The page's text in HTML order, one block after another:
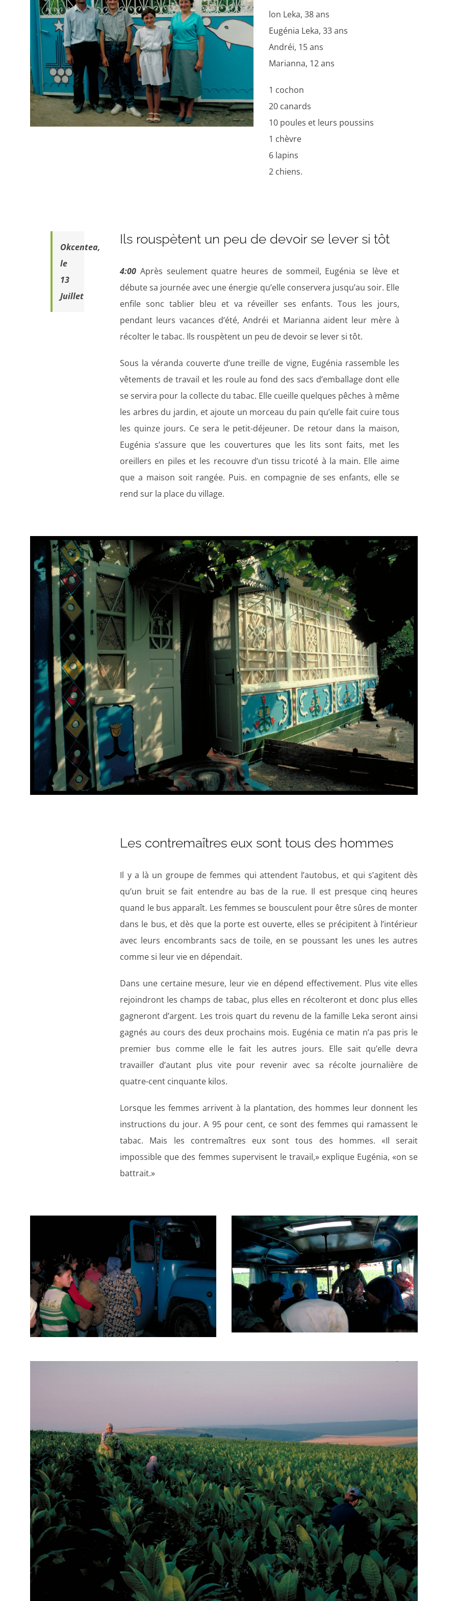
lon Leka, 38 ans
Eugénia Leka, 33 ans
Andréi, 15ans
Marianna, 12ans
1 cochon
20 canards
10 poules et leurs poussins
1 chèvre
6 lapins
2 chiens.
Okcentea,
le
13
Juillet
Ils rouspètent un peu de devoir se lever sitôt
4:00 Après seulement quatre heures de sommeil, Eugénia se lève et
débute sa journée avec une énergie qu’elle conservera jusqu’au soir. Elle
enfile sonc tablier bleu et va réveiller ses enfants. Tous les jours,
pendant leurs vacances d’été, Andréi et Marianna aident leur mère à
récolter le tabac. Ils rouspètent un peu de devoir se lever sitôt.
Sous la véranda couverte d’une treille de vigne, Eugénia rassemble les
vêtements de travail et les roule au fond des sacs d’emballage dont elle
se servira pour la collecte du tabac. Elle cueille quelques pêches à même
les arbres du jardin, et ajoute un morceau du pain qu’elle fait cuire tous
les quinze jours. Ce sera le petit-déjeuner. De retour dans la maison,
Eugénia s’assure que les couvertures que les lits sont faits, met les
oreillers en piles et les recouvre d’un tissu tricoté à la main. Elle aime
que a maison soit rangée. Puis. en compagnie de ses enfants, elle se
rend sur la place du village.
Les contremaîtres eux sont tous des hommes
Il y a là un groupe de femmes qui attendent l’autobus, et qui s’agitent dès
qu’un bruit se fait entendre au bas de la rue. Il est presque cinq heures
quand le bus apparaît. Les femmes se bousculent pour être sûres de monter
dans le bus, et dès que la porte est ouverte, elles se précipitent à l’intérieur
avec leurs encombrants sacs de toile, en se poussant les unes les autres
comme si leur vie en dépendait.
Dans une certaine mesure, leur vie en dépend effectivement. Plus vite elles
rejoindront les champs de tabac, plus elles en récolteront et donc plus elles
gagneront d’argent. Les trois quart du revenu de la famille Leka seront ainsi
gagnés au cours des deux prochains mois. Eugénia ce matin n’a pas pris le
premier bus comme elle le fait les autres jours. Elle sait qu’elle devra
travailler d’autant plus vite pour revenir avec sa récolte journalière de
quatre-cent cinquante kilos.
Lorsque les femmes arrivent à la plantation, des hommes leur donnent les
instructions du jour. A 95 pour cent, ce sont des femmes qui ramassent le
tabac. Mais les contremaîtres eux sont tous des hommes. «Il serait
impossible que des femmes supervisent le travail,» explique Eugénia, «on se
battrait.»